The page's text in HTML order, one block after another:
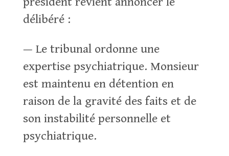
délibéré :
— Le tribunal ordonne une
expertise psychiatrique. Monsieur
est maintenu en détention en
raison de la gravité des faits et de
son instabilité personnelle et
psychiatrique.